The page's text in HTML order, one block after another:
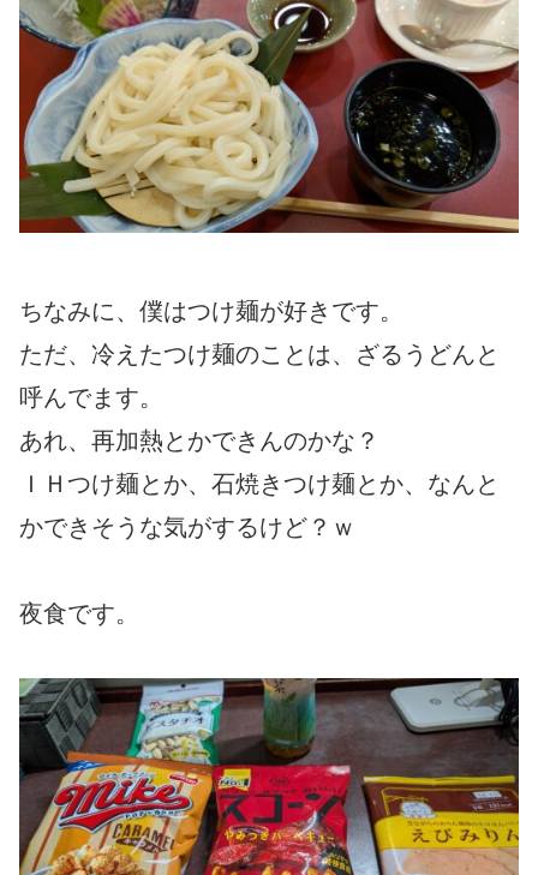
ちなみに、僕はつけ麺が好きです。
ただ、冷えたつけ麺のことは、ざるうどんと
呼んでます。
あれ、再加熱とかできんのかな？
ＩＨつけ麺とか、石焼きつけ麺とか、なんと
かできそうな気がするけど？ｗ
夜食です。